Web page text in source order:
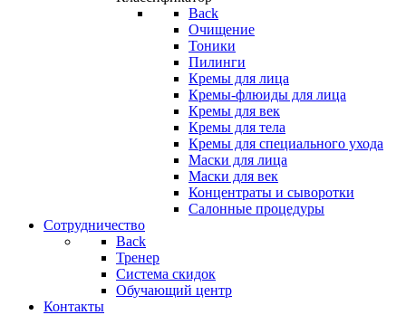
Back
Очищение
Тоники
Пилинги
Кремы для лица
Кремы-флюиды для лица
Кремы для век
Кремы для тела
Кремы для специального ухода
Маски для лица
Маски для век
Концентраты и сыворотки
Салонные процедуры
Сотрудничество
Back
Тренер
Система скидок
Обучающий центр
Контакты